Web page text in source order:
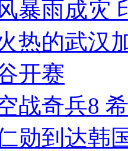
暴雨成灾
热的武汉
开赛
空战奇兵8
勋到达韩